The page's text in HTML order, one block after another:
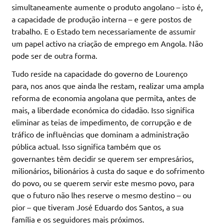
simultaneamente aumente o produto angolano – isto é,
a capacidade de produção interna – e gere postos de
trabalho. E o Estado tem necessariamente de assumir
um papel activo na criação de emprego em Angola. Não
pode ser de outra forma.
Tudo reside na capacidade do governo de Lourenço
para, nos anos que ainda lhe restam, realizar uma ampla
reforma de economia angolana que permita, antes de
mais, a liberdade económica do cidadão. Isso significa
eliminar as teias de impedimento, de corrupção e de
tráfico de influências que dominam a administração
pública actual. Isso significa também que os
governantes têm decidir se querem ser empresários,
milionários, bilionários à custa do saque e do sofrimento
do povo, ou se querem servir este mesmo povo, para
que o futuro não lhes reserve o mesmo destino – ou
pior – que tiveram José Eduardo dos Santos, a sua
família e os seguidores mais próximos.